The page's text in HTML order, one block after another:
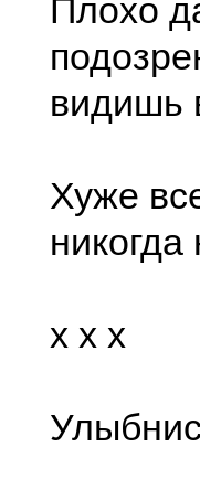
Плохо
видишь
Хуже
никогда
x x x